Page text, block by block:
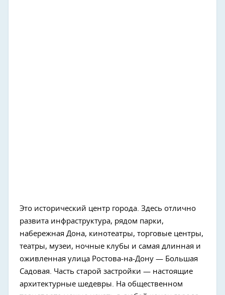
Это исторический центр города. Здесь отлично
развита инфраструктура, рядом парки,
набережная Дона, кинотеатры, торговые центры,
театры, музеи, ночные клубы и самая длинная и
оживленная улица Ростова-на-Дону — Большая
Садовая. Часть старой застройки — настоящие
архитектурные шедевры. На общественном